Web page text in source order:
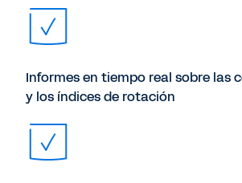
Informes en tiempo real sobre las
y los índices de rotación